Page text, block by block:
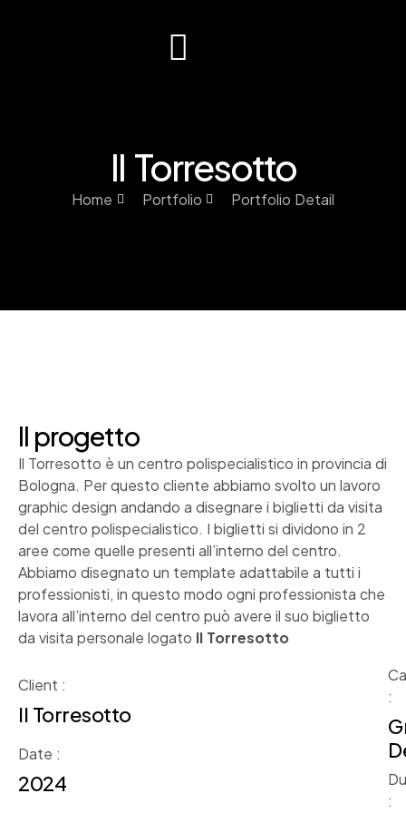
ContattiIl Torresotto
Home Portfolio Portfolio Detail
Il progetto
Il Torresotto è un centro polispecialistico in provincia di
Bologna. Per questo cliente abbiamo svolto un lavoro
graphic design andando a disegnare i biglietti da visita
del centro polispecialistico. I biglietti si dividono in 2
aree come quelle presenti all’interno del centro.
Abbiamo disegnato un template adattabile a tutti i
professionisti, in questo modo ogni professionista che
lavora all’interno del centro può avere il suo biglietto
da visita personale logato Il Torresotto
Client :
Il Torresotto
Date :
2024
:
: